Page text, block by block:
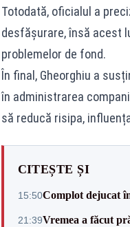
Totodată, oficialul a
desfășurare, însă acest
problemelor de fond.
În final, Gheorghiu a
în administrarea
să reducă risipa,
CITEȘTE ȘI
15:50Complot dejucat
21:39Vremea a făcut